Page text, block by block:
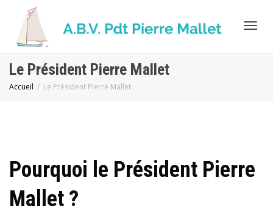
Le Président Pierre Mallet
Accueil Le Président Pierre Mallet
Pourquoi le Président Pierre
Mallet ?